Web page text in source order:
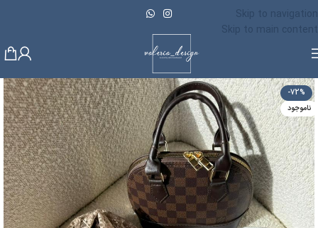
Skip to navigation
Skip to main content
-72%
ناموجود